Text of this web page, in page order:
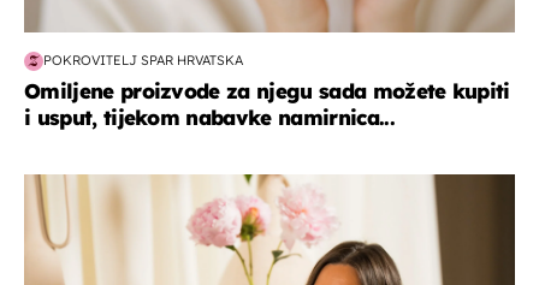
POKROVITELJ SPAR HRVATSKA
Omiljene proizvode za njegu sada možete kupiti
i usput, tijekom nabavke namirnica...
moda & ljepota